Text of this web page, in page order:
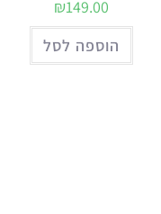
₪149.00
הוספה לסל